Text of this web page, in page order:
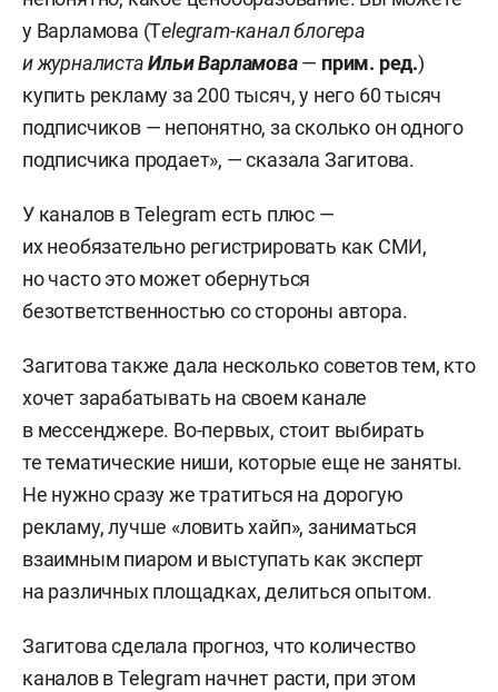
у Варламова (Telegram-канал блогера
и журналистаИльи Варламова — прим. ред.)
купить рекламу за 200 тысяч, у него 60 тысяч
подписчиков — непонятно, за сколько он одного
подписчика продает», — сказала Загитова.
У каналов в Telegram есть плюс —
их необязательно регистрировать как СМИ,
но часто это может обернуться
безответственностью со стороны автора.
Загитова также дала несколько советов тем, кто
хочет зарабатывать на своем канале
в мессенджере. Во-первых, стоит выбирать
те тематические ниши, которые еще не заняты.
Не нужно сразу же тратиться на дорогую
рекламу, лучше «ловить хайп», заниматься
взаимным пиаром и выступать как эксперт
на различных площадках, делиться опытом.
Загитова сделала прогноз, что количество
каналов в Telegram начнет расти, при этом